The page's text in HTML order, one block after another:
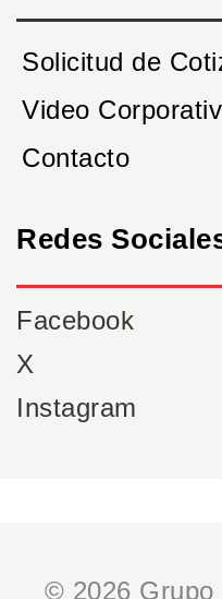
Solicitud de
Video
Contacto
Redes
Facebook
X
Instagram
© 2026 Grupo